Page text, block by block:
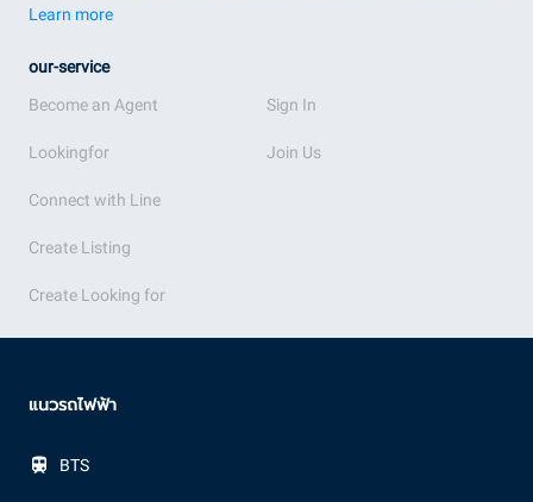
Learn more
our-service
Become an Agent
Lookingfor
Connect with Line
Create Listing
Create Looking for
Sign In
Join Us
แนวรถไฟฟ้า
BTS